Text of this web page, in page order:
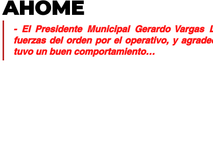
AHOME
- El Presidente Municipal Gerardo
fuerzas del orden por el operativo, y
tuvo un buen comportamiento…